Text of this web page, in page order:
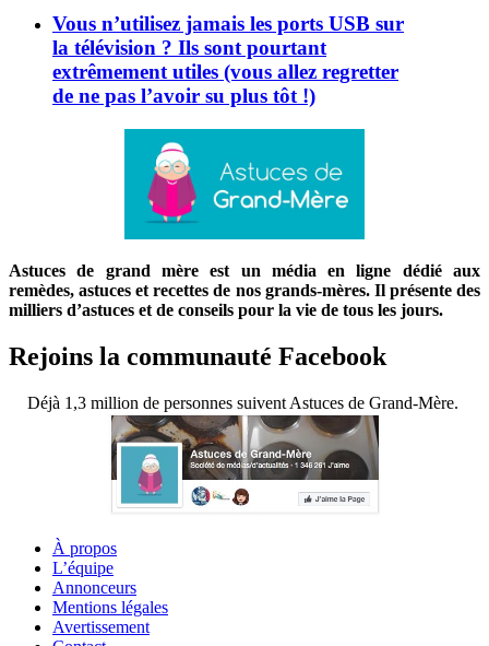
Vous n’utilisez jamais les ports USB sur
la télévision ? Ils sont pourtant
extrêmement utiles (vous allez regretter
de ne pas l’avoir su plus tôt !)
Astuces de grand mère est un média en ligne dédié aux
remèdes, astuces et recettes de nos grands-mères. Il présente des
milliers d’astuces et de conseils pour la vie de tous les jours.
Rejoins la communauté Facebook
Déjà 1,3 million de personnes suivent Astuces de Grand-Mère.
À propos
L’équipe
Annonceurs
Mentions légales
Avertissement